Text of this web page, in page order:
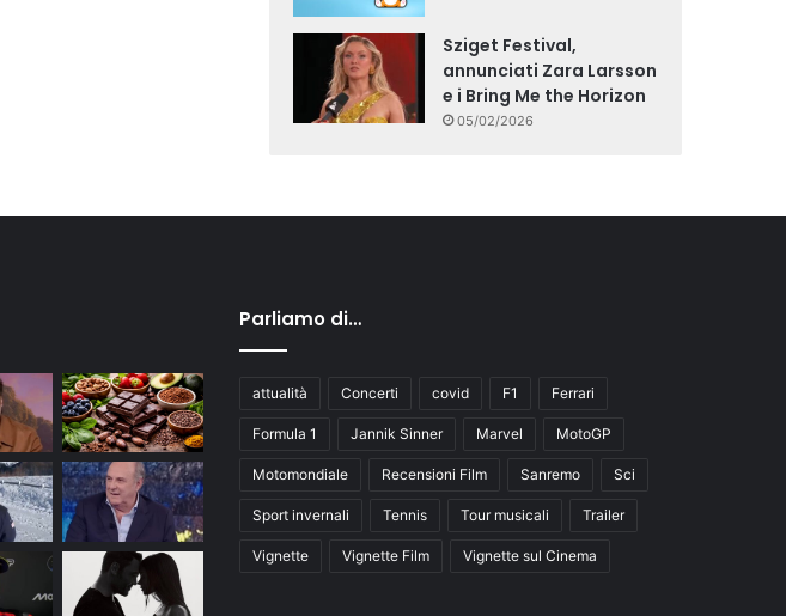
Sziget Festival,
annunciati Zara Larsson
e i Bring Me the Horizon
05/02/2026
Parliamo di…
attualità Concerti covid F1 Ferrari
Formula 1 Jannik Sinner Marvel MotoGP
Motomondiale Recensioni Film Sanremo Sci
Sport invernali Tennis Tour musicali Trailer
Vignette Vignette Film Vignette sul Cinema